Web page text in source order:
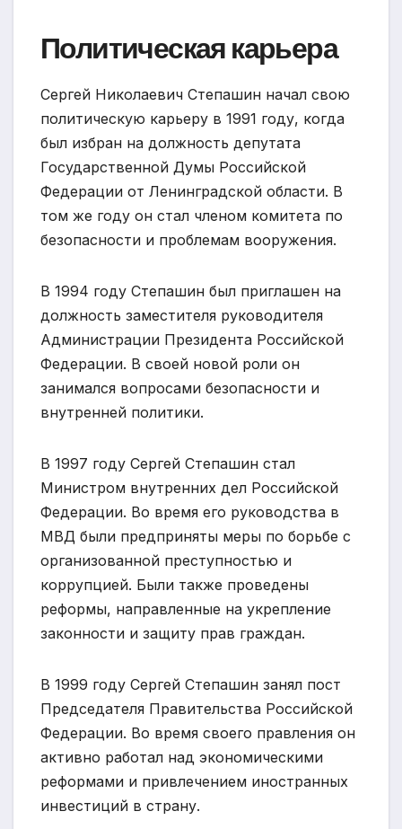
Политическая карьера
Сергей Николаевич Степашин начал свою
политическую карьеру в 1991 году, когда
был избран на должность депутата
Государственной Думы Российской
Федерации от Ленинградской области. В
том же году он стал членом комитета по
безопасности и проблемам вооружения.
В 1994 году Степашин был приглашен на
должность заместителя руководителя
Администрации Президента Российской
Федерации. В своей новой роли он
занимался вопросами безопасности и
внутренней политики.
В 1997 году Сергей Степашин стал
Министром внутренних дел Российской
Федерации. Во время его руководства в
МВД были предприняты меры по борьбе с
организованной преступностью и
коррупцией. Были также проведены
реформы, направленные на укрепление
законности и защиту прав граждан.
В 1999 году Сергей Степашин занял пост
Председателя Правительства Российской
Федерации. Во время своего правления он
активно работал над экономическими
реформами и привлечением иностранных
инвестиций в страну.